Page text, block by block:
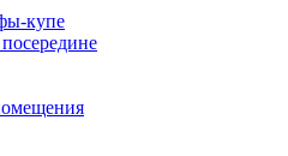
купе